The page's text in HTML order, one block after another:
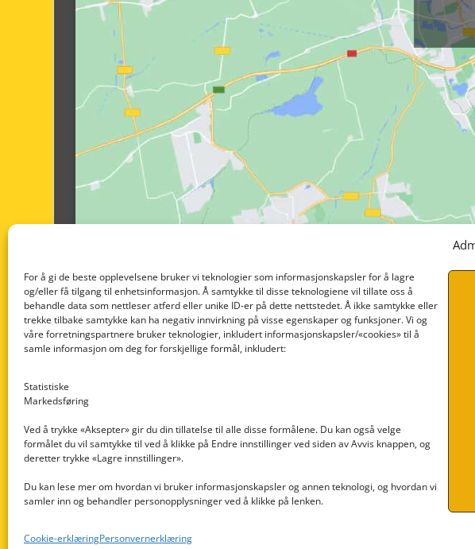
For å gi de beste opplevelsene bruker vi teknologier som informasjonskapsler for å lagre
og/eller få tilgang til enhetsinformasjon. Å samtykke til disse teknologiene vil tillate oss å
behandle data som nettleser atferd eller unike ID-er på dette nettstedet. Å ikke samtykke eller
trekke tilbake samtykke kan ha negativ innvirkning på visse egenskaper og funksjoner. Vi og
våre forretningspartnere bruker teknologier, inkludert informasjonskapsler/«cookies» til å
samle informasjon om deg for forskjellige formål, inkludert:
Statistiske
Markedsføring
Ved å trykke «Aksepter» gir du din tillatelse til alle disse formålene. Du kan også velge
formålet du vil samtykke til ved å klikke på Endre innstillinger ved siden av Avvis knappen, og
deretter trykke «Lagre innstillinger».
Du kan lese mer om hvordan vi bruker informasjonskapsler og annen teknologi, og hvordan vi
samler inn og behandler personopplysninger ved å klikke på lenken.
Cookie-erklæringPersonvernerklæring
Nedre Nøttveit 60, 5238 Rådal
Org. nr: 996430022